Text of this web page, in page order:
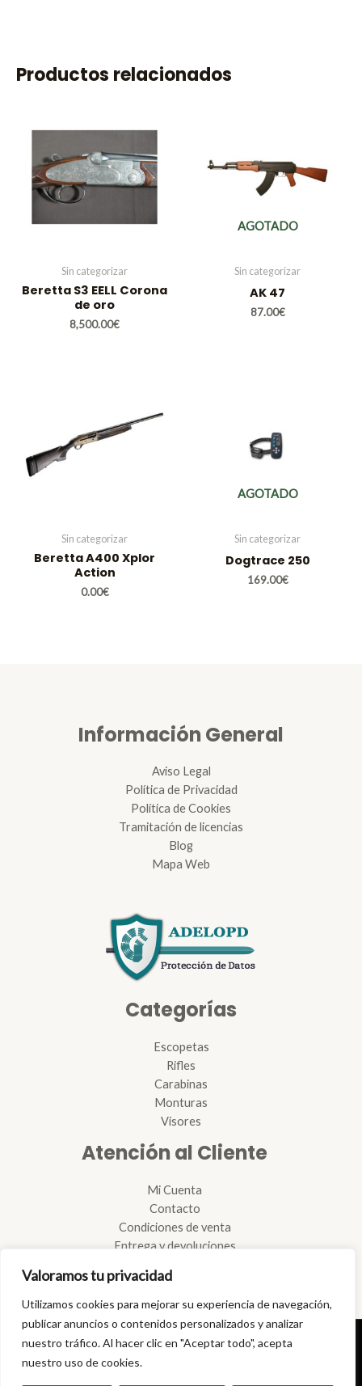
Valoramos tu privacidad
Utilizamos cookies para mejorar su experiencia de navegación,
publicar anuncios o contenidos personalizados y analizar
nuestro tráfico. Al hacer clic en "Aceptar todo", acepta
nuestro uso de cookies.
Productos relacionados
Sin categorizar
Beretta S3 EELL Corona
de oro
8,500.00€
AGOTADO
Sin categorizar
AK 47
87.00€
Sin categorizar
Beretta A400 Xplor
Action
0.00€
AGOTADO
Sin categorizar
Dogtrace 250
169.00€
Información General
Aviso Legal
Política de Privacidad
Política de Cookies
Tramitación de licencias
Blog
Mapa Web
Categorías
Escopetas
Rifles
Carabinas
Monturas
Visores
Atención al Cliente
Mi Cuenta
Contacto
Condiciones de venta
Entrega y devoluciones
Reparación de armas
Tramitación de licencias
Copyright © 2026 | Armería Climent